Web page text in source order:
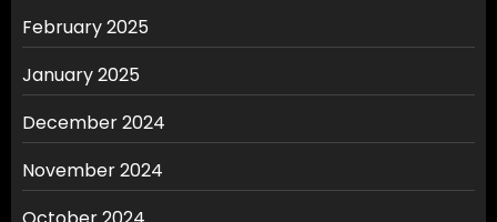
February 2025
January 2025
December 2024
November 2024